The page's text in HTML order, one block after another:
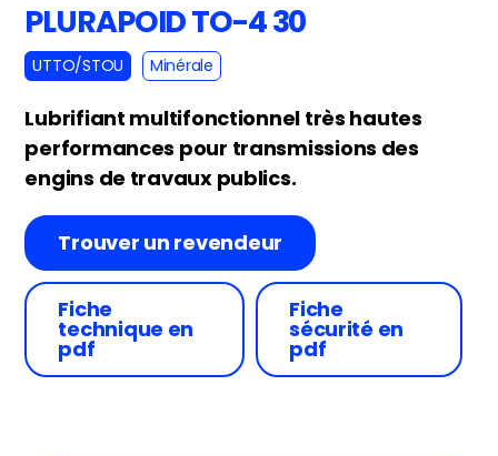
PLURAPOID TO-4 30
UTTO/STOU Minérale
Lubrifiant multifonctionnel très hautes
performances pour transmissions des
engins de travaux publics.
Trouver un revendeur
Fiche
technique en
pdf
Fiche
sécurité en
pdf